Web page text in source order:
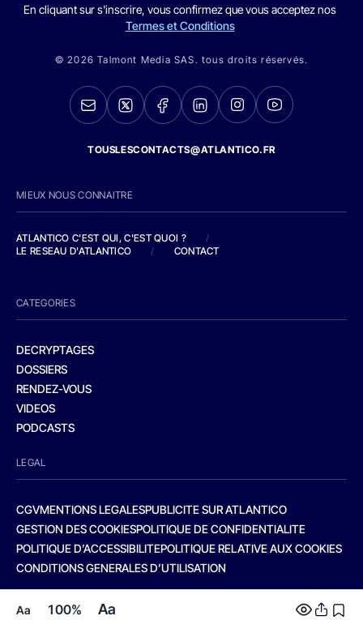
Aa 100% Aa
En cliquant sur s'inscrire, vous confirmez que vous acceptez nos
Termes et Conditions
© 2026 Talmont Media SAS. tous droits réservés.
TOUSLESCONTACTS@ATLANTICO.FR
MIEUX NOUS CONNAITRE
ATLANTICO C'EST QUI, C'EST QUOI ?
/
LE RESEAU D'ATLANTICO
/ CONTACT
CATEGORIES
DECRYPTAGES
DOSSIERS
RENDEZ-VOUS
VIDEOS
PODCASTS
LEGAL
CGVMENTIONS LEGALESPUBLICITE SUR ATLANTICO
GESTION DES COOKIESPOLITIQUE DE CONFIDENTIALITE
POLITIQUE D’ACCESSIBILITEPOLITIQUE RELATIVE AUX COOKIES
CONDITIONS GENERALES D’UTILISATION